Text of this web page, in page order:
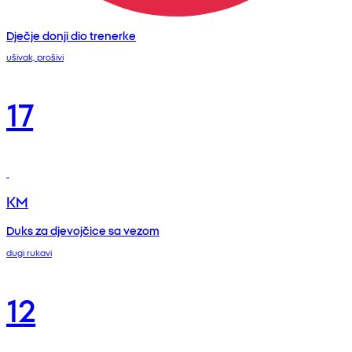
Dječje donji dio trenerke
ušivak, prošivi
17
KM
Duks za djevojčice sa vezom
dugi rukavi
12